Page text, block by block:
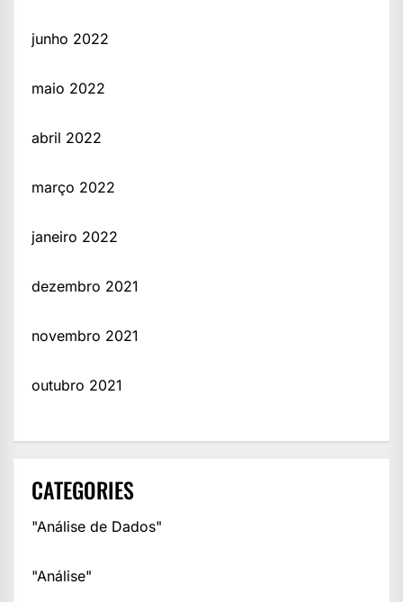
junho 2022
maio 2022
abril 2022
março 2022
janeiro 2022
dezembro 2021
novembro 2021
outubro 2021
CATEGORIES
"Análise de Dados"
"Análise"